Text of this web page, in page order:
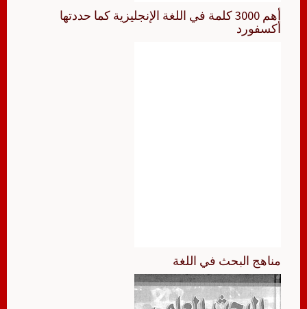
أهم 3000 كلمة في اللغة الإنجليزية كما حددتها
أكسفورد
مناهج البحث في اللغة